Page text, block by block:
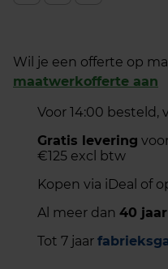
Wil je een offerte op
maatwerkofferte aan
Voor 14:00 besteld,
Gratis levering
€125 excl btw
Kopen via iDeal of
Al meer dan 40 jaar
Tot 7 jaar